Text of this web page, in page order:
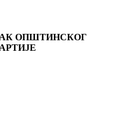
ОПШТИНСКОГ